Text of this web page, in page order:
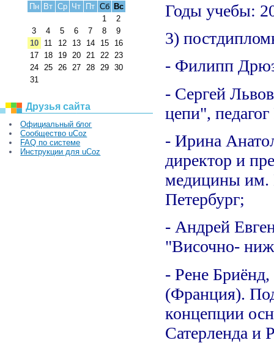
Пн Вт Ср Чт Пт Сб Вс
1
2
3
4 5 6 7 8
9
10
11 12 13 14 15
16
17
18 19 20 21 22 23
24 25 26 27 28 29 30
31
Друзья сайта
Официальный блог
Сообщество uCoz
FAQ по системе
Инструкции для uCoz
Годы учебы:
3)
- Филипп
- Сергей
цепи",
- Ирина
директор и
медицины им.
Петербург;
- Андрей
"Височно-
- Рене
(Франция).
концепции
Сатерленда и